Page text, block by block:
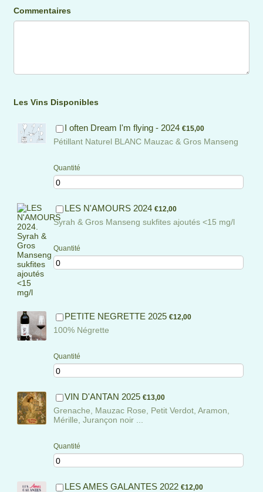
Commentaires
Les Vins Disponibles
I often Dream I'm flying - 2024 €15,00
€15,00
Pétillant Naturel BLANC Mauzac & Gros Manseng
Quantité
LES N'AMOURS 2024 €12,00
€12,00
Syrah & Gros Manseng sukfites ajoutés <15 mg/l
Quantité
PETITE NEGRETTE 2025 €12,00
€12,00
100% Négrette
Quantité
VIN D'ANTAN 2025 €13,00
€13,00
Grenache, Mauzac Rose, Petit Verdot, Aramon,
Mérille, Jurançon noir ...
Quantité
LES AMES GALANTES 2022 €12,00
€12,00